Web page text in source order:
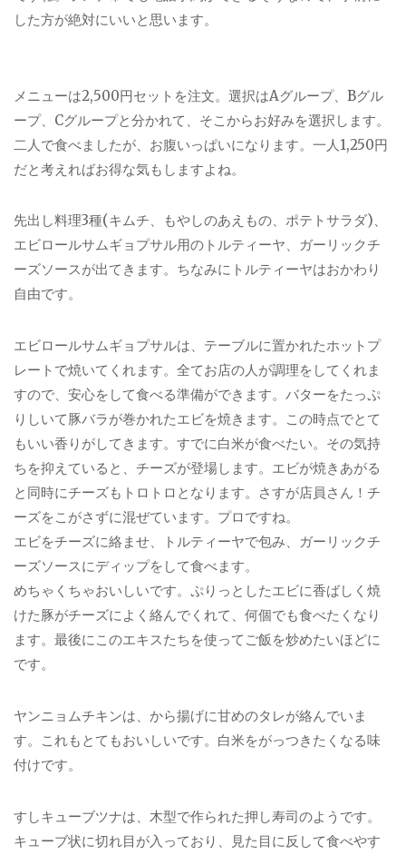
した方が絶対にいいと思います。
メニューは2,500円セットを注文。選択はAグループ、Bグル
ープ、Cグループと分かれて、そこからお好みを選択します。
二人で食べましたが、お腹いっぱいになります。一人1,250円
だと考えればお得な気もしますよね。
先出し料理3種(キムチ、もやしのあえもの、ポテトサラダ)、
エビロールサムギョプサル用のトルティーヤ、ガーリックチ
ーズソースが出てきます。ちなみにトルティーヤはおかわり
自由です。
エビロールサムギョプサルは、テーブルに置かれたホットプ
レートで焼いてくれます。全てお店の人が調理をしてくれま
すので、安心をして食べる準備ができます。バターをたっぷ
りしいて豚バラが巻かれたエビを焼きます。この時点でとて
もいい香りがしてきます。すでに白米が食べたい。その気持
ちを抑えていると、チーズが登場します。エビが焼きあがる
と同時にチーズもトロトロとなります。さすが店員さん！チ
ーズをこがさずに混ぜています。プロですね。
エビをチーズに絡ませ、トルティーヤで包み、ガーリックチ
ーズソースにディップをして食べます。
めちゃくちゃおいしいです。ぷりっとしたエビに香ばしく焼
けた豚がチーズによく絡んでくれて、何個でも食べたくなり
ます。最後にこのエキスたちを使ってご飯を炒めたいほどに
です。
ヤンニョムチキンは、から揚げに甘めのタレが絡んでいま
す。これもとてもおいしいです。白米をがっつきたくなる味
付けです。
すしキューブツナは、木型で作られた押し寿司のようです。
キューブ状に切れ目が入っており、見た目に反して食べやす